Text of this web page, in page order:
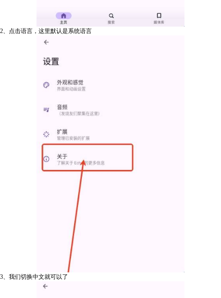
2、点击语言，这里默认是系统语言
3、我们切换中文就可以了